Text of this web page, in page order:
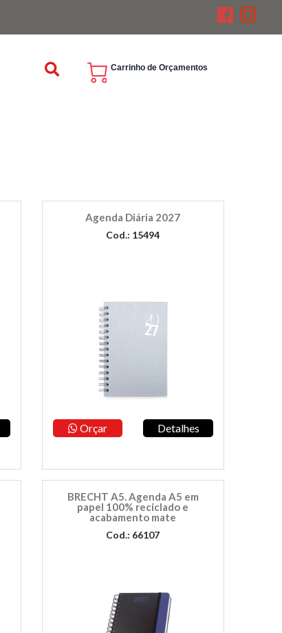
Carrinho de Orçamentos
Agenda Diária 2027
Cod.: 15494
Orçar Detalhes
BRECHT A5. Agenda A5 em
papel 100% reciclado e
acabamento mate
Cod.: 66107